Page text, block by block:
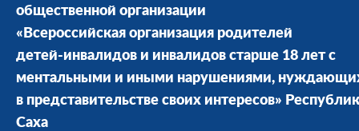
общественной организации
«Всероссийская организация родителей
детей-инвалидов и инвалидов старше 18 лет с
ментальными и иными нарушениями,
в представительстве своих интересов»
Саха